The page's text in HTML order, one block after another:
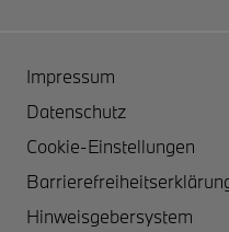
Impressum
Datenschutz
Cookie-Einstellungen
Hinweisgebersystem